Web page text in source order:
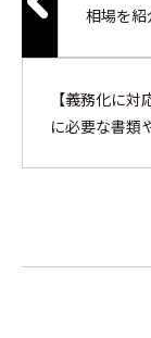
相場を
【義務化に
に必要な書類